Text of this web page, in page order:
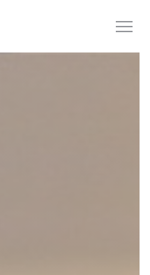
de cookies